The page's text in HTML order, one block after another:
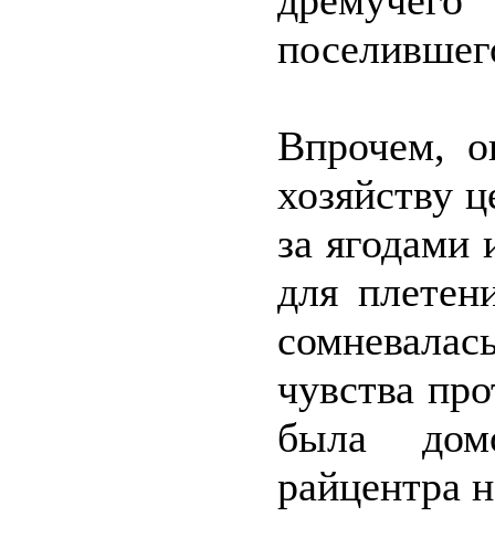
Впрочем,
хозяйству
за
для
чувства
была
райцентра